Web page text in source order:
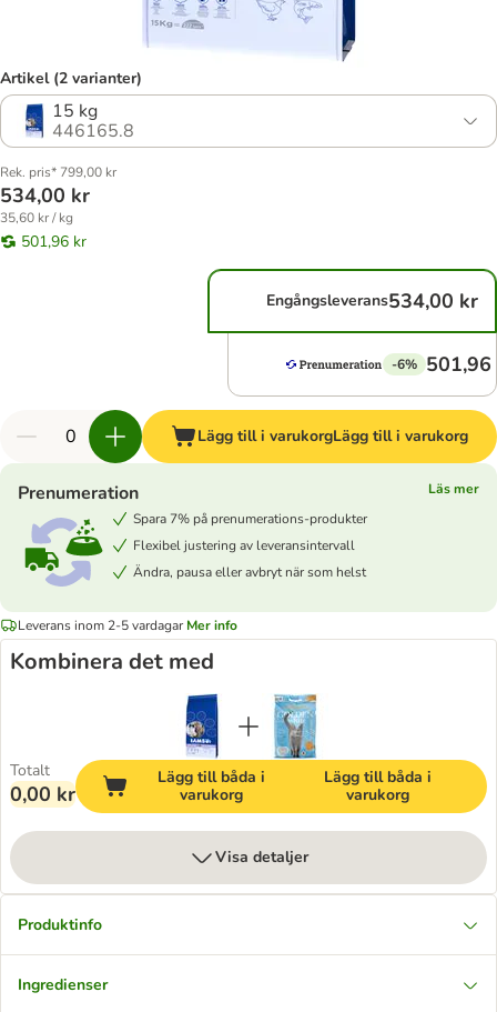
Artikel (2 varianter)
15 kg
446165.8
Rek. pris* 799,00 kr
534,00 kr
35,60 kr / kg
501,96 kr
Engångsleverans534,00 kr
-6% 501,96
Lägg till i varukorgLägg till i varukorg
Prenumeration
Läs mer
Spara 7% på prenumerations-produkter
Flexibel justering av leveransintervall
Ändra, pausa eller avbryt när som helst
Leverans inom 2-5 vardagar Mer info
Kombinera det med
Totalt
0,00 kr
Lägg till båda i
varukorg
Lägg till båda i
varukorg
Visa detaljer
Produktinfo
Ingredienser